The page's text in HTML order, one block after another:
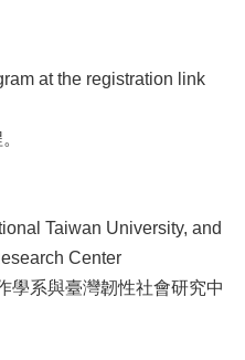
at the registration link
Taiwan University, and
Center
學系與臺灣韌性社會研究中